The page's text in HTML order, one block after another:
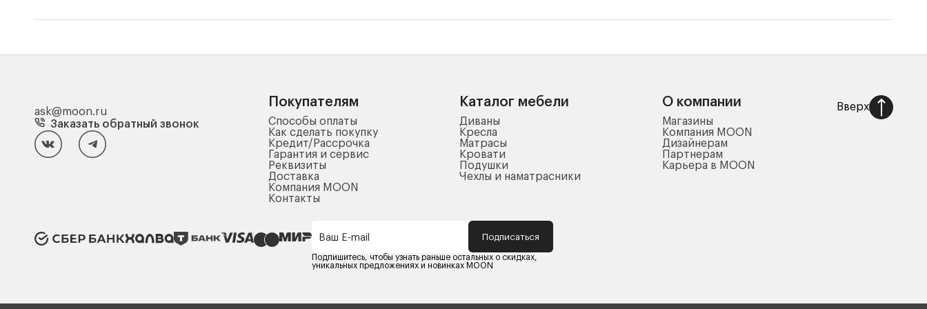
ask@moon.ru
Заказать обратный звонок
Покупателям
Способы оплаты
Как сделать покупку
Кредит/Рассрочка
Гарантия и сервис
Реквизиты
Доставка
Компания MOON
Контакты
Каталог мебели
Диваны
Кресла
Матрасы
Кровати
Подушки
Чехлы и наматрасники
О компании
Магазины
Компания MOON
Дизайнерам
Партнерам
Карьера в MOON
Вверх
Ваш E-mail Подписаться
Подпишитесь, чтобы узнать раньше остальных о скидках,
уникальных предложениях и новинках MOON